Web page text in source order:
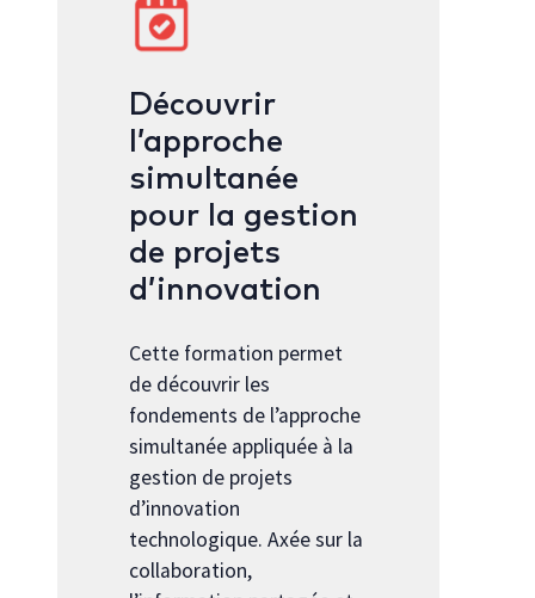
Découvrir
l’approche
simultanée
pour la gestion
de projets
d’innovation
Cette formation permet
de découvrir les
fondements de l’approche
simultanée appliquée à la
gestion de projets
d’innovation
technologique. Axée sur la
collaboration,